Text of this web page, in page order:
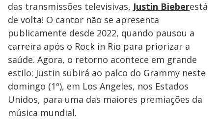
das transmissões televisivas, Justin Bieberestá
de volta! O cantor não se apresenta
publicamente desde 2022, quando pausou a
carreira após o Rock in Rio para priorizar a
saúde. Agora, o retorno acontece em grande
estilo: Justin subirá ao palco do Grammy neste
domingo (1º), em Los Angeles, nos Estados
Unidos, para uma das maiores premiações da
música mundial.